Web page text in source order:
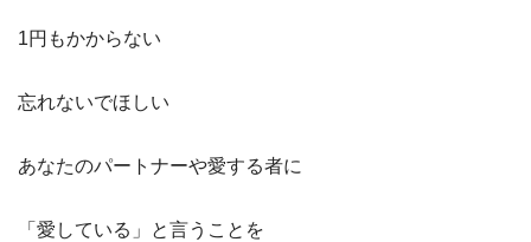
1円もかからない
忘れないでほしい
あなたのパートナーや愛する者に
「愛している」と言うことを